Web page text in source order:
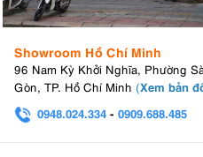
Showroom Hồ Chí Minh
96 Nam Kỳ Khởi Nghĩa, Phường
Gòn, TP. Hồ Chí Minh (Xem bản
0948.024.334 - 0909.688.485